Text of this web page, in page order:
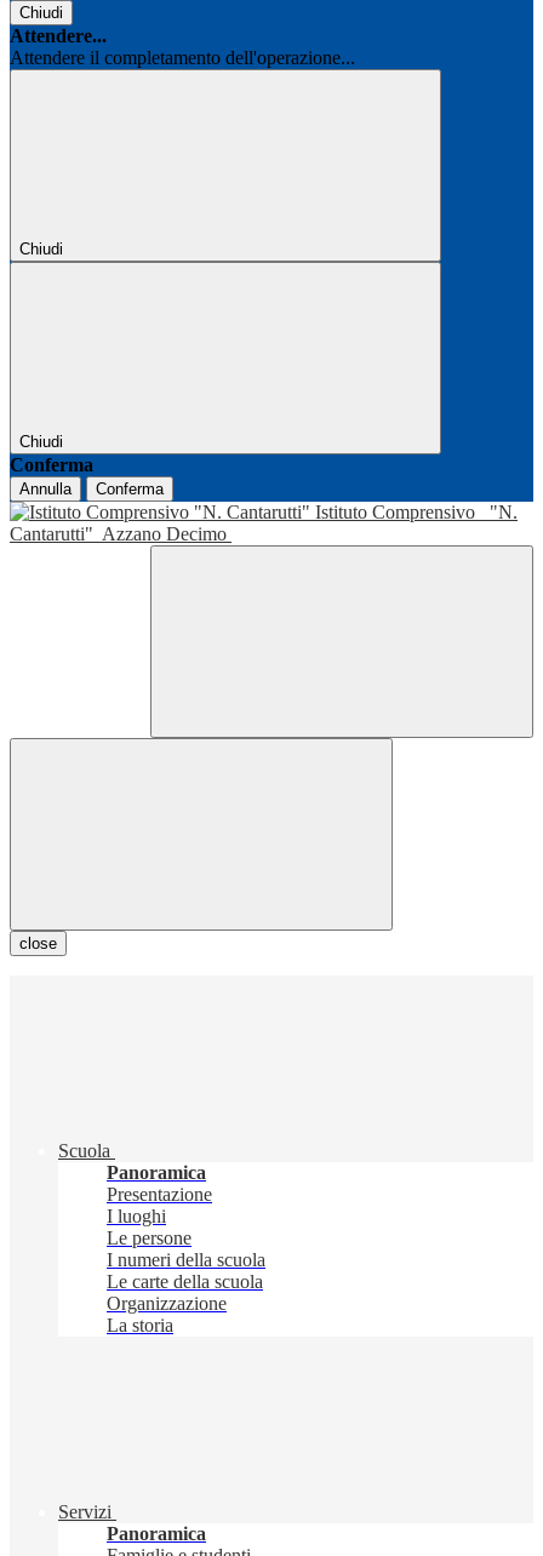
Chiudi
Attendere...
Attendere il completamento dell'operazione...
Chiudi
Chiudi
Conferma
Annulla Conferma
Istituto Comprensivo
"N.
Cantarutti" Azzano Decimo
close
Scuola
Panoramica
Presentazione
I luoghi
Le persone
I numeri della scuola
Le carte della scuola
Organizzazione
La storia
Servizi
Panoramica